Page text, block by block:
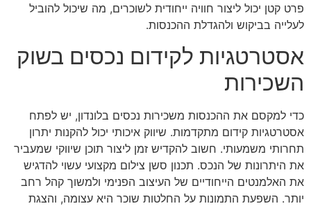
פרט קטן יכול ליצור חוויה ייחודית לשוכרים, מה שיכול להוביל
לעלייה בביקוש ולהגדלת ההכנסות.
אסטרטגיות לקידום נכסים בשוק
השכירות
כדי למקסם את ההכנסות משכירות נכסים בלונדון, יש לפתח
אסטרטגיות קידום מתקדמות. שיווק איכותי יכול להקנות יתרון
תחרותי משמעותי. חשוב להקדיש זמן ליצור תוכן שיווקי שמעביר
את היתרונות של הנכס. תכנון סשן צילום מקצועי עשוי להדגיש
את האלמנטים הייחודיים של העיצוב הפנימי ולמשוך קהל רחב
יותר. השפעת התמונות על החלטות שוכר היא עצומה, והצגת